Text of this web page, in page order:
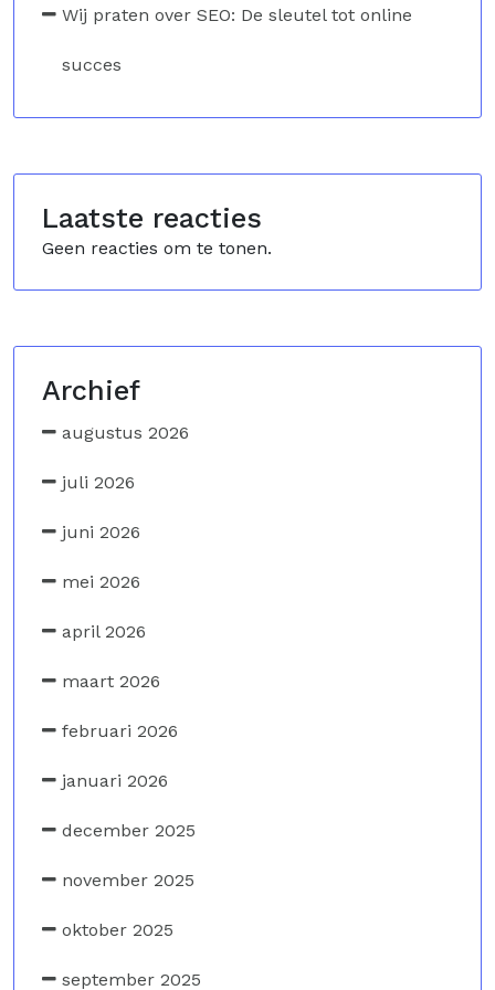
Wij praten over SEO: De sleutel tot online
succes
Laatste reacties
Geen reacties om te tonen.
Archief
augustus 2026
juli 2026
juni 2026
mei 2026
april 2026
maart 2026
februari 2026
januari 2026
december 2025
november 2025
oktober 2025
september 2025